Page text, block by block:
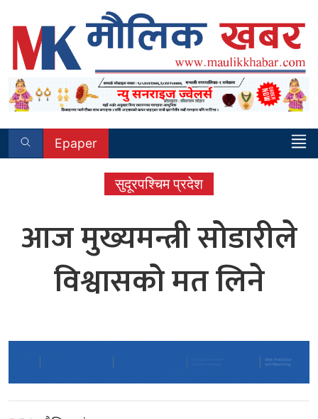
content
Epaper
सुदूरपश्चिम प्रदेश
आज मुख्यमन्त्री सोडारीले
विश्वासको मत लिने